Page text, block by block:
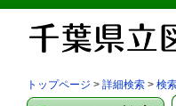
トップページ > 詳細検索 > 検